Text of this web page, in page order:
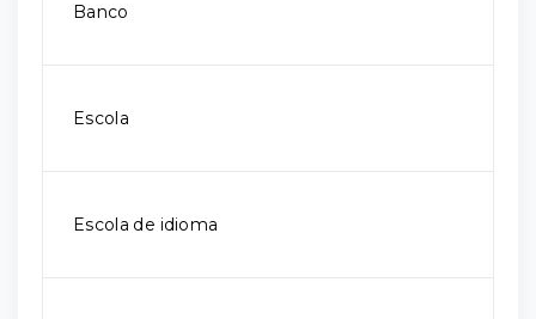
Banco
Escola
Escola de idioma